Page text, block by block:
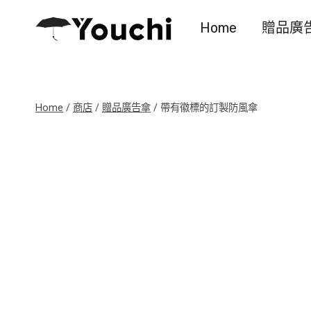
Home 贈品廣
Home / 商店 / 贈品廣告傘 / 帶有徽標的訂製防風傘